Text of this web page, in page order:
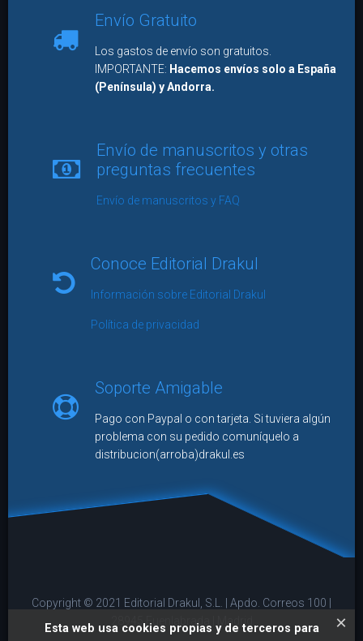
Esta web usa cookies propias y de terceros para
×
Envío Gratuito
Los gastos de envío son gratuitos.
IMPORTANTE: Hacemos envíos solo a España
(Península) y Andorra.
Envío de manuscritos y otras
preguntas frecuentes
Envío de manuscritos y FAQ
Conoce Editorial Drakul
Información sobre Editorial Drakul
Política de privacidad
Soporte Amigable
Pago con Paypal o con tarjeta. Si tuviera algún
problema con su pedido comuníquelo a
distribucion(arroba)drakul.es
Copyright © 2021 Editorial Drakul, S.L. | Apdo. Correos 100 |
28945 Fuenlabrada | Madrid